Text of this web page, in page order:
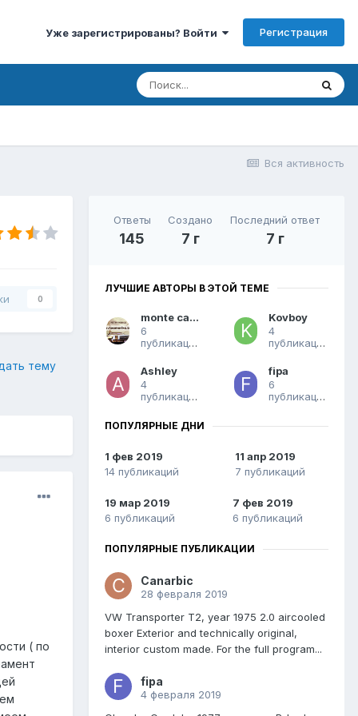
Уже зарегистрированы? Войти Регистрация
Вся активность
0
тему
( по
Ответы
145
Создано
7 г
Последний ответ
7 г
ЛУЧШИЕ АВТОРЫ В ЭТОЙ ТЕМЕ
monte carlo
6
публикаций
Kovboy
4
публикации
Ashley
4
публикации
fipa
6
публикаций
ПОПУЛЯРНЫЕ ДНИ
1 фев 2019
14 публикаций
11 апр 2019
7 публикаций
19 мар 2019
6 публикаций
7 фев 2019
6 публикаций
ПОПУЛЯРНЫЕ ПУБЛИКАЦИИ
Canarbic
28 февраля 2019
VW Transporter T2, year 1975 2.0 aircooled
boxer Exterior and technically original,
interior custom made. For the full program...
fipa
4 февраля 2019